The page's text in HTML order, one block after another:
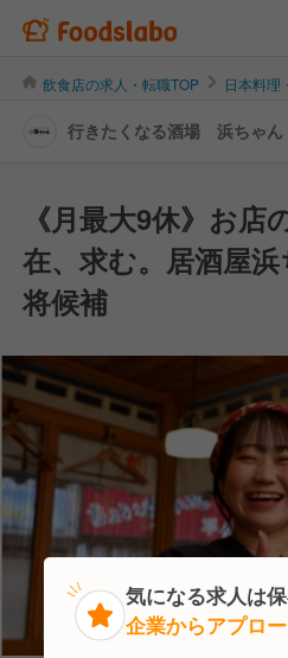
飲食店の求人・転職TOP 日本料理
行きたくなる酒場 浜ちゃん
《月最大9休》お
在、求む。居酒屋
将候補
気になる求人は保
企業からアプロ